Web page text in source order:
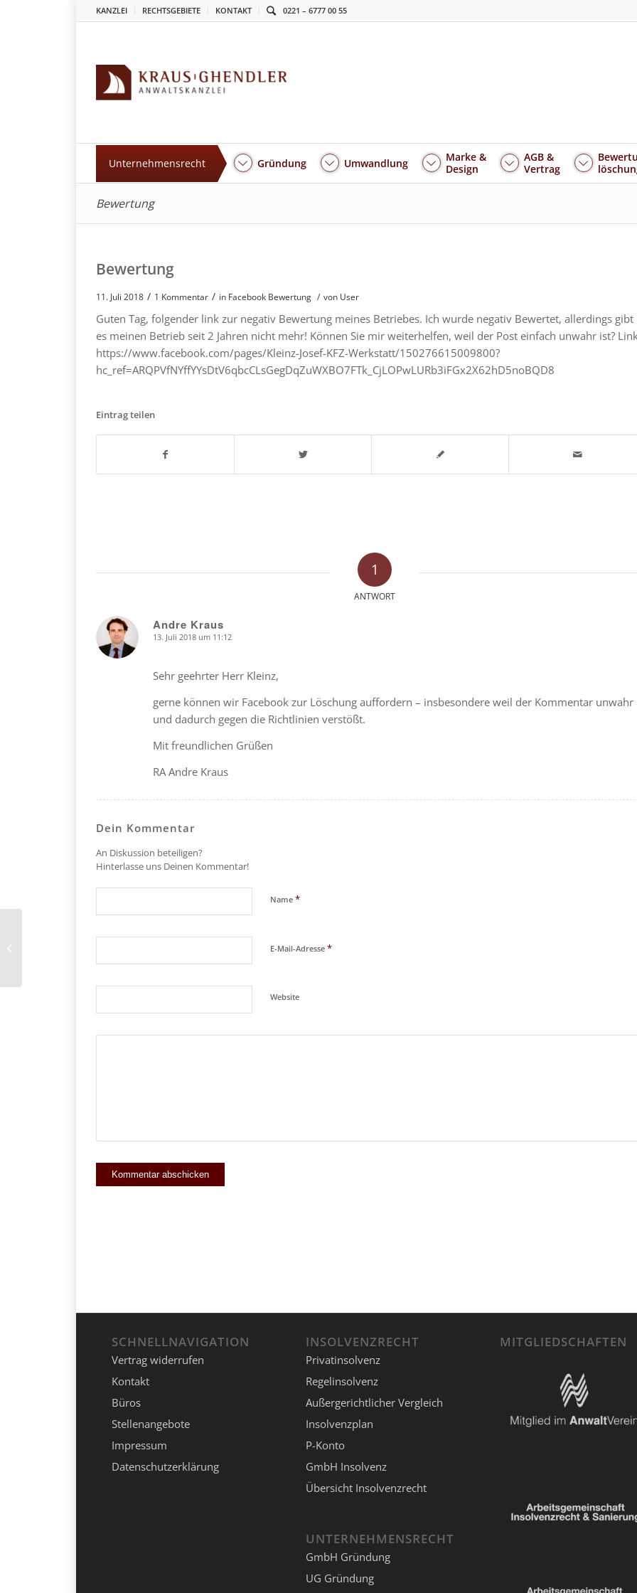
KANZLEI RECHTSGEBIETE KONTAKT 0221 – 6777 00 55
Unternehmensrecht Gründung Umwandlung
Marke &
Design
AGB &
Vertrag
Bewertung
Bewertung
11. Juli 2018 / 1 Kommentar / in Facebook Bewertung / von User
Guten Tag, folgender link zur negativ Bewertung meines Betriebes. Ich wurde negativ Bewertet, allerdings gibt
es meinen Betrieb seit 2 Jahren nicht mehr! Können Sie mir weiterhelfen, weil der Post einfach unwahr ist?
https://www.facebook.com/pages/Kleinz-Josef-KFZ-Werkstatt/150276615009800?
hc_ref=ARQPVfNYffYYsDtV6qbcCLsGegDqZuWXBO7FTk_CjLOPwLURb3iFGx2X62hD5noBQD8
Eintrag teilen
1
ANTWORT
Andre Kraus
says: 13. Juli 2018 um 11:12
Sehr geehrter Herr Kleinz,
gerne können wir Facebook zur Löschung auffordern – insbesondere weil der Kommentar unwahr
und dadurch gegen die Richtlinien verstößt.
Mit freundlichen Grüßen
RA Andre Kraus
Dein Kommentar
An Diskussion beteiligen?
Hinterlasse uns Deinen Kommentar!
Name*
E-Mail-Adresse*
Website
SCHNELLNAVIGATION
Vertrag widerrufen
Kontakt
Büros
Stellenangebote
Impressum
Datenschutzerklärung
INSOLVENZRECHT
Privatinsolvenz
Regelinsolvenz
Außergerichtlicher Vergleich
Insolvenzplan
P-Konto
GmbH Insolvenz
Übersicht Insolvenzrecht
UNTERNEHMENSRECHT
GmbH Gründung
UG Gründung
MITGLIEDSCHAFTEN